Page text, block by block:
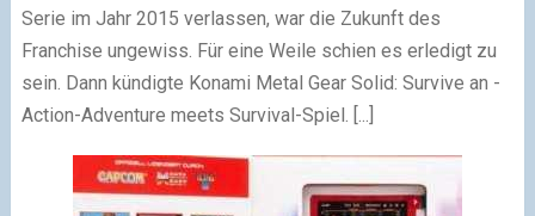
Serie im Jahr 2015 verlassen, war die Zukunft des
Franchise ungewiss. Für eine Weile schien es erledigt zu
sein. Dann kündigte Konami Metal Gear Solid: Survive an -
Action-Adventure meets Survival-Spiel. [...]